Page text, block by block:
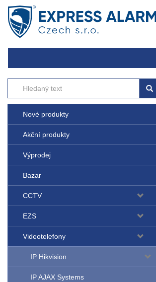
Nové produkty
Akční produkty
Výprodej
Bazar
CCTV
EZS
Videotelefony
IP Hikvision
IP AJAX Systems